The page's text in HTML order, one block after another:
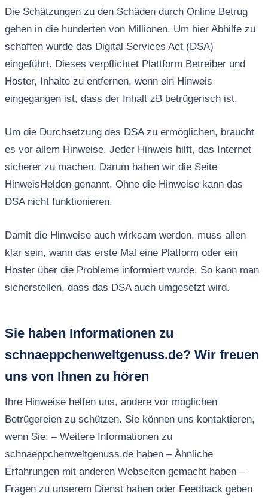
Die Schätzungen zu den Schäden durch Online Betrug
gehen in die hunderten von Millionen. Um hier Abhilfe zu
schaffen wurde das Digital Services Act (DSA)
eingeführt. Dieses verpflichtet Plattform Betreiber und
Hoster, Inhalte zu entfernen, wenn ein Hinweis
eingegangen ist, dass der Inhalt zB betrügerisch ist.
Um die Durchsetzung des DSA zu ermöglichen, braucht
es vor allem Hinweise. Jeder Hinweis hilft, das Internet
sicherer zu machen. Darum haben wir die Seite
HinweisHelden genannt. Ohne die Hinweise kann das
DSA nicht funktionieren.
Damit die Hinweise auch wirksam werden, muss allen
klar sein, wann das erste Mal eine Platform oder ein
Hoster über die Probleme informiert wurde. So kann man
sicherstellen, dass das DSA auch umgesetzt wird.
Sie haben Informationen zu
schnaeppchenweltgenuss.de? Wir freuen
uns von Ihnen zu hören
Ihre Hinweise helfen uns, andere vor möglichen
Betrügereien zu schützen. Sie können uns kontaktieren,
wenn Sie: – Weitere Informationen zu
schnaeppchenweltgenuss.de haben – Ähnliche
Erfahrungen mit anderen Webseiten gemacht haben –
Fragen zu unserem Dienst haben oder Feedback geben